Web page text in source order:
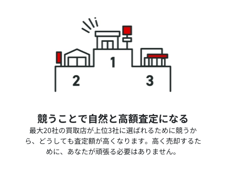
競うことで自然と高額査定になる
最大20社の買取店が上位3社に選ばれるために競うか
ら、どうしても査定額が高くなります。高く売却するた
めに、あなたが頑張る必要はありません。